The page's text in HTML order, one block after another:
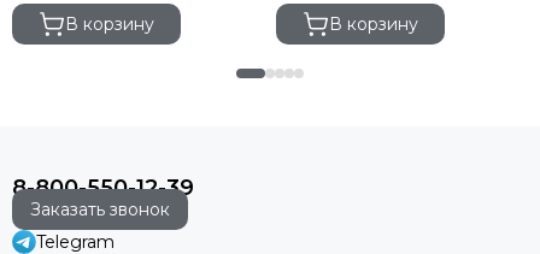
В корзину В корзину
8-800-550-12-39
Заказать звонок
Telegram